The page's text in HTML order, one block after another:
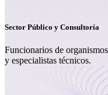
Sector Público y Consultoría
Funcionarios de
y especialistas técnicos.